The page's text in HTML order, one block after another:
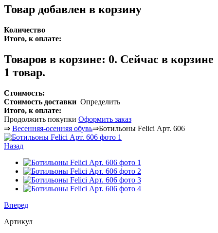
Товар добавлен в корзину
Количество
Итого, к оплате:
Товаров в корзине: 0. Сейчас в корзине
1 товар.
Стоимость:
Стоимость доставки Определить
Итого, к оплате:
Продолжить покупки Оформить заказ
⇒ Весенняя-осенняя обувь⇒Ботильоны Felici Арт. 606
Назад
Вперед
Артикул